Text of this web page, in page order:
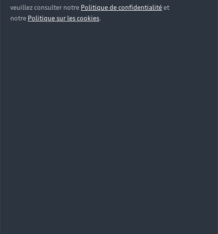
veuillez consulter notre Politique de confidentialitéet
notre Politique sur les cookies.